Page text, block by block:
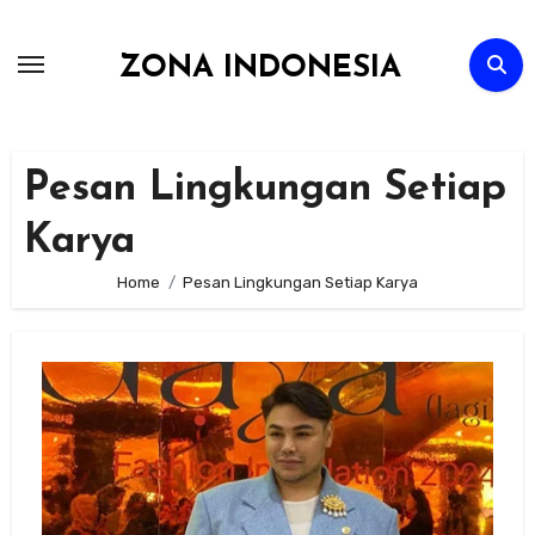
ZONA INDONESIA
Pesan Lingkungan Setiap
Karya
Home Pesan Lingkungan Setiap Karya